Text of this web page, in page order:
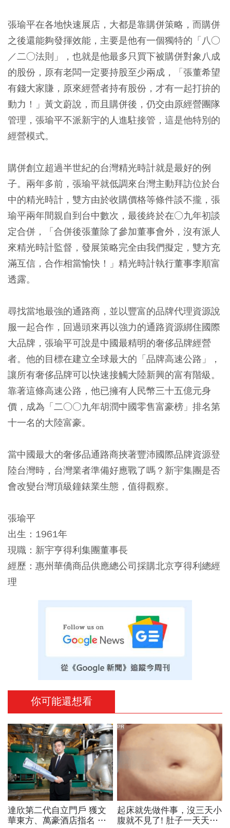
張瑜平在各地快速展店，大都是靠購併策略，而購併
之後還能夠發揮效能，主要是他有一個獨特的「八○
／二○法則」，也就是他最多只買下被購併對象八成
的股份，原有老闆一定要持股至少兩成，「張董希望
有錢大家賺，原來經營者持有股份，才有一起打拚的
動力！」黃文蔚說，而且購併後，仍交由原經營團隊
管理，張瑜平不派新宇的人進駐接管，這是他特別的
經營模式。
購併創立超過半世紀的台灣精光時計就是最好的例
子。兩年多前，張瑜平就低調來台灣主動拜訪位於台
中的精光時計，雙方由於收購價格等條件談不攏，張
瑜平兩年間親自到台中數次，最後終於在○九年初談
定合併，「合併後張董除了參加董事會外，沒有派人
來精光時計監督，發展策略完全由我們擬定，雙方充
滿互信，合作相當愉快！」精光時計執行董事李順富
透露。
尋找當地最強的通路商，並以豐富的品牌代理資源說
服一起合作，回過頭來再以強力的通路資源綁住國際
大品牌，張瑜平可說是中國最精明的奢侈品牌經營
者。他的目標在建立全球最大的「品牌高速公路」，
讓所有奢侈品牌可以快速接觸大陸新興的富有階級。
靠著這條高速公路，他已擁有人民幣三十五億元身
價，成為「二○○九年胡潤中國零售富豪榜」排名第
十一名的大陸富豪。
當中國最大的奢侈品通路商挾著豐沛國際品牌資源登
陸台灣時，台灣業者準備好應戰了嗎？新宇集團是否
會改變台灣頂級鐘錶業生態，值得觀察。
張瑜平
出生：1961年
現職：新宇亨得利集團董事長
經歷：惠州華僑商品供應總公司採購北京亨得利總經
理
你可能還想看
達欣第二代自立門戶 獲文
華東方、萬豪酒店指名 斷
起床就先做件事，沒三天小
腹就不見了! 肚子一天天變
PR